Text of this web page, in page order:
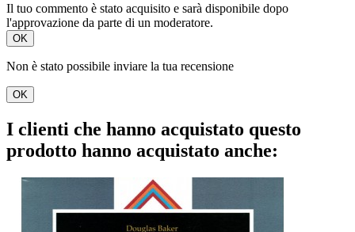
Il tuo commento è stato acquisito e sarà disponibile dopo
l'approvazione da parte di un moderatore.
OK
Non è stato possibile inviare la tua recensione
OK
I clienti che hanno acquistato questo
prodotto hanno acquistato anche: